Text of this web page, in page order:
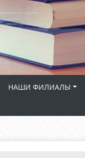
НАШИ ФИЛИАЛЫ